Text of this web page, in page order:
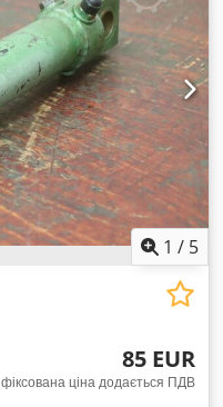
1 / 5
85 EUR
фіксована ціна додається ПДВ